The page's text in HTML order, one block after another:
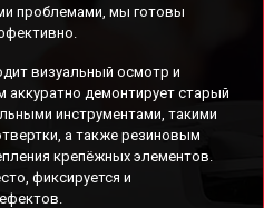
проблемами, мы готовы
визуальный осмотр и
аккуратно демонтирует старый
инструментами, такими
а также резиновым
крепёжных элементов.
фиксируется и